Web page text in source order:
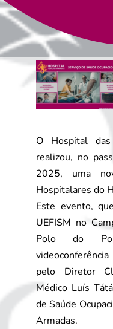
O Hospital das
realizou, no
2025, uma
Hospitalares do
Este evento,
UEFISM no
Polo do
pelo Diretor
Médico Luís
de Saúde
Armadas.